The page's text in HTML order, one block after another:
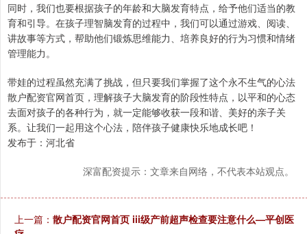
同时，我们也要根据孩子的年龄和大脑发育特点，给予他们适当的教
育和引导。在孩子理智脑发育的过程中，我们可以通过游戏、阅读、
讲故事等方式，帮助他们锻炼思维能力、培养良好的行为习惯和情绪
管理能力。
带娃的过程虽然充满了挑战，但只要我们掌握了这个永不生气的心法
散户配资官网首页，理解孩子大脑发育的阶段性特点，以平和的心态
去面对孩子的各种行为，就一定能够收获一段和谐、美好的亲子关
系。让我们一起用这个心法，陪伴孩子健康快乐地成长吧！
发布于：河北省
深富配资提示：文章来自网络，不代表本站观点。
上一篇： 散户配资官网首页 iii级产前超声检查要注意什么—平创医